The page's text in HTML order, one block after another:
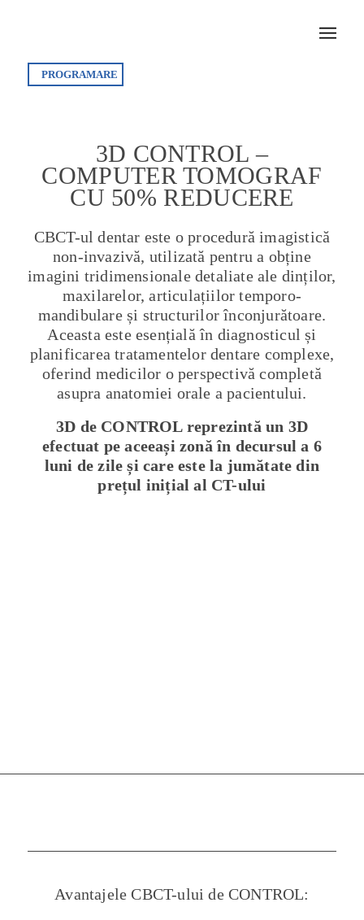
PROGRAMARE
3D CONTROL –
COMPUTER TOMOGRAF
CU 50% REDUCERE
CBCT-ul dentar este o procedură imagistică
non-invazivă, utilizată pentru a obține
imagini tridimensionale detaliate ale dinților,
maxilarelor, articulațiilor temporo-
mandibulare și structurilor înconjurătoare.
Aceasta este esențială în diagnosticul și
planificarea tratamentelor dentare complexe,
oferind medicilor o perspectivă completă
asupra anatomiei orale a pacientului.
3D de CONTROL reprezintă un 3D
efectuat pe aceeași zonă în decursul a 6
luni de zile și care este la jumătate din
prețul inițial al CT-ului
Avantajele CBCT-ului de CONTROL: